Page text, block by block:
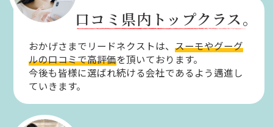
口コミ県内トップクラス。
おかげさまでリードネクストは、スーモやグーグ
ルの口コミで高評価を頂いております。
今後も皆様に選ばれ続ける会社であるよう邁進し
ていきます。